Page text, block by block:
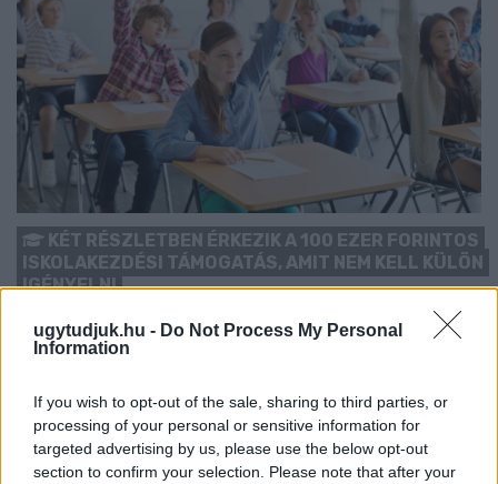
ugytudjuk.hu - Do Not Process My Personal
Information
If you wish to opt-out of the sale, sharing to third parties, or
processing of your personal or sensitive information for
targeted advertising by us, please use the below opt-out
section to confirm your selection. Please note that after your
KÉT RÉSZLETBEN ÉRKEZIK A 100 EZER FORINTOS
ISKOLAKEZDÉSI TÁMOGATÁS, AMIT NEM KELL KÜLÖN
IGÉNYELNI
Az első 50 ezer forintot még a tanévkezdés előtt folyósítja a
Magyar Államkincstár, a második részlet novemberben, utalvány
1 hozzászólás